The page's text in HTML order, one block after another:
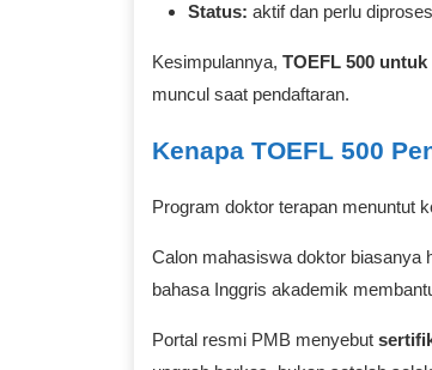
Status: aktif dan perlu
Kesimpulannya, TOEFL 500
muncul saat pendaftaran.
Kenapa TOEFL 500
Program doktor terapan menuntut
Calon mahasiswa doktor biasanya
bahasa Inggris akademik
Portal resmi PMB menyebut